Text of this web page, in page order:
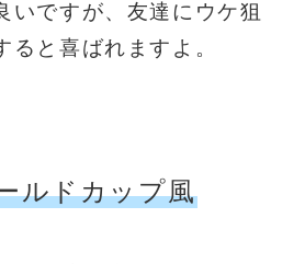
いですが、友達にウケ狙
ると喜ばれますよ。
ルドカップ風